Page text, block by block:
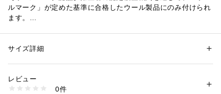
ルマーク」が定めた基準に合格したウール製品にのみ付けられ
ます。
気になるヒップをカバーして細身パンツにも合わせ易い、長め
き過ぎないサイジングにこだわりました。
裾にはスリットを効かせて動きを出しています。
性別：レディース
素材：毛100％
商品番号：
153-14557 （ショップ）
サイズ詳細
レビュー
0件